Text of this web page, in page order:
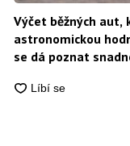
Výčet běžných
astronomickou
se dá poznat